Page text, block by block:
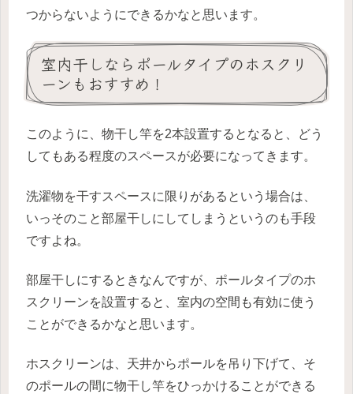
つからないようにできるかなと思います。
室内干しならポールタイプのホスクリ
ーンもおすすめ！
このように、物干し竿を2本設置するとなると、どう
してもある程度のスペースが必要になってきます。
洗濯物を干すスペースに限りがあるという場合は、
いっそのこと部屋干しにしてしまうというのも手段
ですよね。
部屋干しにするときなんですが、ポールタイプのホ
スクリーンを設置すると、室内の空間も有効に使う
ことができるかなと思います。
ホスクリーンは、天井からポールを吊り下げて、そ
のポールの間に物干し竿をひっかけることができる